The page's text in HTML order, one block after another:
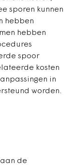
sporen kunnen
hebben
hebben
spoor
kosten
in
worden.
de